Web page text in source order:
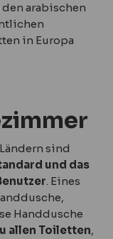
arabischen
in Europa
sind
und das
. Eines
Handdusche
allen Toiletten,